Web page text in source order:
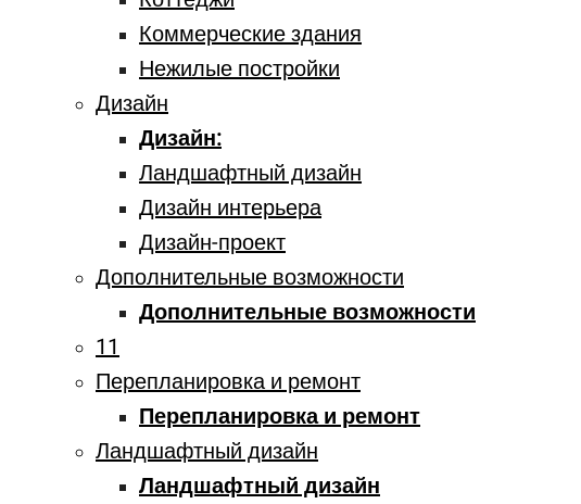
Коммерческие здания
Нежилые постройки
Дизайн
Дизайн:
Ландшафтный дизайн
Дизайн интерьера
Дизайн-проект
Дополнительные возможности
Дополнительные возможности
11
Перепланировка и ремонт
Перепланировка и ремонт
Ландшафтный дизайн
Ландшафтный дизайн